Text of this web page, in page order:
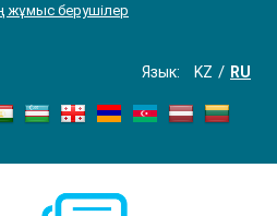
жұмыс берушілер
Язык: KZ RU